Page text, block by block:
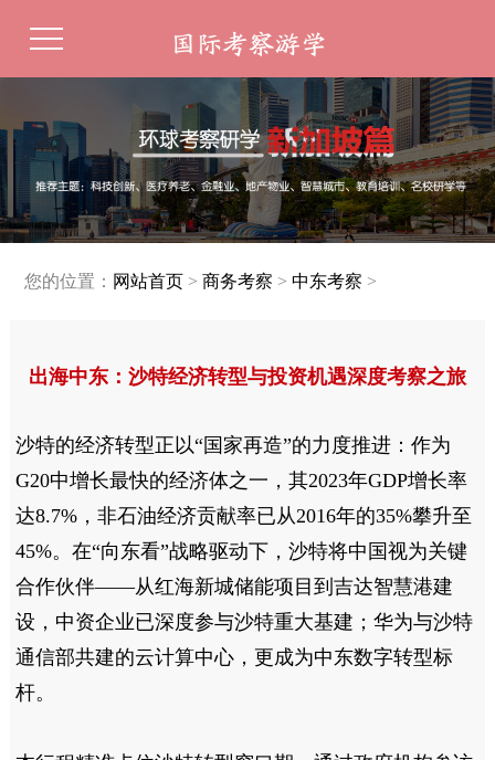
您的位置： 网站首页> 商务考察 > 中东考察 >
出海中东：沙特经济转型与投资机遇深度考察之旅
沙特的经济转型正以“国家再造”的力度推进：作为
G20中增长最快的经济体之一，其2023年GDP增长率
达8.7%，非石油经济贡献率已从2016年的35%攀升至
45%。在“向东看”战略驱动下，沙特将中国视为关键
合作伙伴——从红海新城储能项目到吉达智慧港建
设，中资企业已深度参与沙特重大基建；华为与沙特
通信部共建的云计算中心，更成为中东数字转型标
杆。